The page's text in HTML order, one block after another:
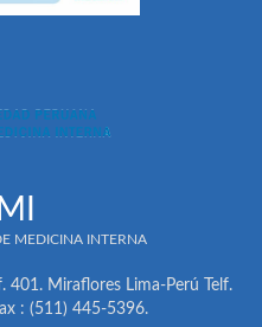
MEDICINA INTERNA
401. Miraflores Lima-Perú Telf.
: (511) 445-5396.